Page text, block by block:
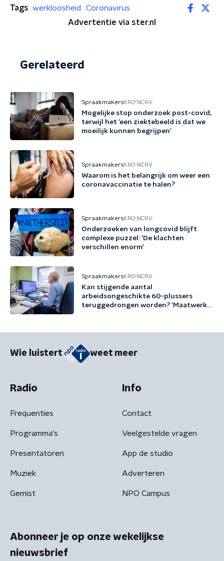
Tags werkloosheid
Coronavirus
Advertentie via ster.nl
Gerelateerd
SpraakmakersKRO-NCRV
Mogelijke stop onderzoek post-covid,
terwijl het 'een ziektebeeld is dat we
moeilijk kunnen begrijpen'
SpraakmakersKRO-NCRV
Waarom is het belangrijk om weer een
coronavaccinatie te halen?
SpraakmakersKRO-NCRV
Onderzoeken van longcovid blijft
complexe puzzel: 'De klachten
verschillen enorm'
SpraakmakersKRO-NCRV
Kan stijgende aantal
arbeidsongeschikte 60-plussers
teruggedrongen worden? 'Maatwerk
Wie luistert weet meer
Radio
Frequenties
Programma's
Presentatoren
Muziek
Gemist
Info
Contact
Veelgestelde vragen
App de studio
Adverteren
NPO Campus
Abonneer je op onze wekelijkse
nieuwsbrief